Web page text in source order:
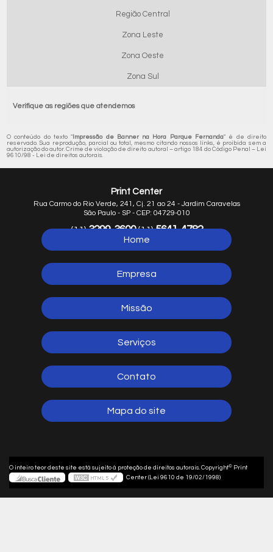
Região Central
Zona Leste
Zona Oeste
Zona Sul
Verifique as regiões que atendemos
O conteúdo do texto " Impressão de Banner na Hora Parque Fernanda" é de direito
reservado. Sua reprodução, parcial ou total, mesmo citando nossos links, é proibida sem a
autorização do autor. Crime de violação de direito autoral – artigo 184 do Código Penal – Lei
9610/98 - Lei de direitos autorais.
Print Center
Rua Carmo do Rio Verde, 241, Cj. 21 ao 24 - Jardim Caravelas
São Paulo - SP - CEP: 04729-010
(11)3299-3600(11)5641-4782
5641-1254
Home
Empresa
Missão
Serviços
Contato
Mapa do site
O inteiro teor deste site está sujeito à proteção de direitos autorais. Copyright© Print
Center (Lei 9610 de 19/02/1998)